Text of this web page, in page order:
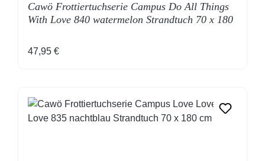
Cawö Frottiertuchserie Campus Do All Things
With Love 840 watermelon Strandtuch 70 x 180
Regulärer Preis:
47,95 €